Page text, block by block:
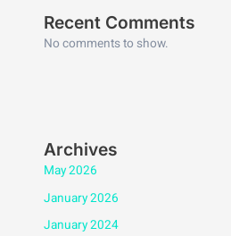
Recent Comments
No comments to show.
Archives
May 2026
January 2026
January 2024